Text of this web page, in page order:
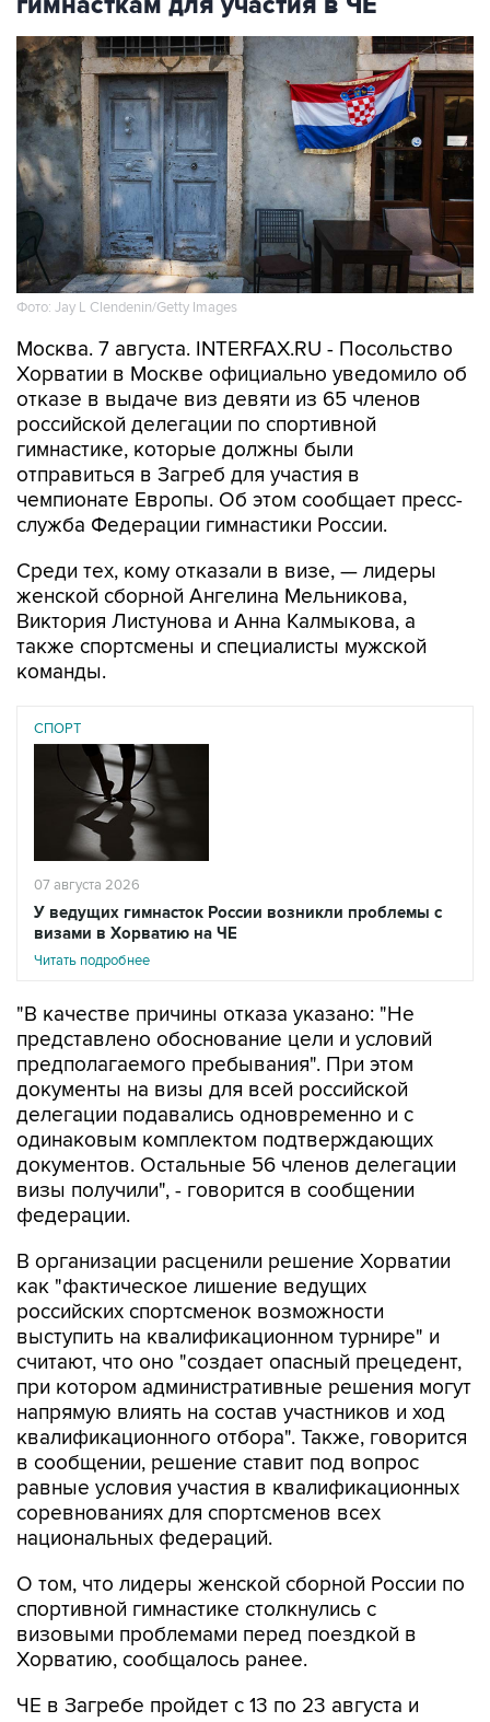
Фото: Jay L Clendenin/Getty Images
Москва. 7 августа. INTERFAX.RU - Посольство
Хорватии в Москве официально уведомило об
отказе в выдаче виз девяти из 65 членов
российской делегации по спортивной
гимнастике, которые должны были
отправиться в Загреб для участия в
чемпионате Европы. Об этом сообщает пресс-
служба Федерации гимнастики России.
Среди тех, кому отказали в визе, — лидеры
женской сборной Ангелина Мельникова,
Виктория Листунова и Анна Калмыкова, а
также спортсмены и специалисты мужской
команды.
СПОРТ
07 августа 2026
У ведущих гимнасток России возникли проблемы с
визами в Хорватию на ЧЕ
Читать подробнее
"В качестве причины отказа указано: "Не
представлено обоснование цели и условий
предполагаемого пребывания". При этом
документы на визы для всей российской
делегации подавались одновременно и с
одинаковым комплектом подтверждающих
документов. Остальные 56 членов делегации
визы получили", - говорится в сообщении
федерации.
В организации расценили решение Хорватии
как "фактическое лишение ведущих
российских спортсменок возможности
выступить на квалификационном турнире" и
считают, что оно "создает опасный прецедент,
при котором административные решения могут
напрямую влиять на состав участников и ход
квалификационного отбора". Также, говорится
в сообщении, решение ставит под вопрос
равные условия участия в квалификационных
соревнованиях для спортсменов всех
национальных федераций.
О том, что лидеры женской сборной России по
спортивной гимнастике столкнулись с
визовыми проблемами перед поездкой в
Хорватию, сообщалось ранее.
ЧЕ в Загребе пройдет с 13 по 23 августа и